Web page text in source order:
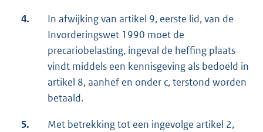
4.
In afwijking van artikel 9, eerste lid, van de
Invorderingswet 1990 moet de
precariobelasting, ingeval de heffing plaats
vindt middels een kennisgeving als bedoeld in
artikel 8, aanhef en onder c, terstond worden
betaald.
5.
Met betrekking tot een ingevolge artikel 2,